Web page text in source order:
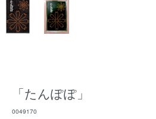
「たんぽぽ」
0049170